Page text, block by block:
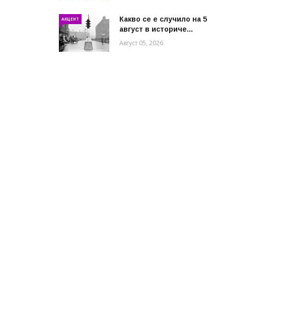
АКЦЕНТ
Какво се е случило на 5
август в историче...
Август 05, 2026